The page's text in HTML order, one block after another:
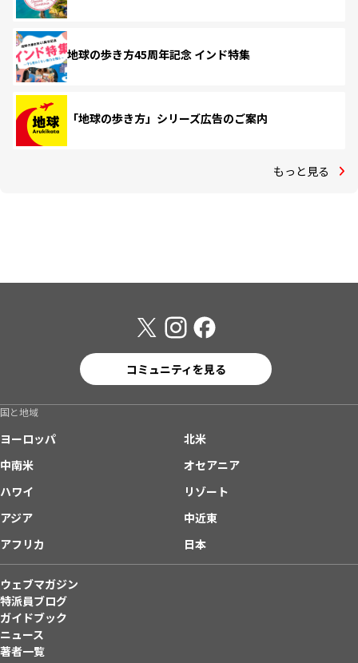
地球の歩き方45周年記念 インド特集
「地球の歩き方」シリーズ広告のご案内
もっと見る
コミュニティを見る
国と地域
ヨーロッパ
北米
中南米
オセアニア
ハワイ
リゾート
アジア
中近東
アフリカ
日本
ウェブマガジン
特派員ブログ
ガイドブック
ニュース
著者一覧